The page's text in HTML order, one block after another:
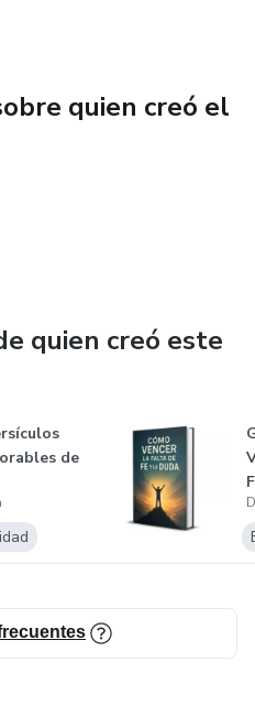
quien creó el
quien creó este
de